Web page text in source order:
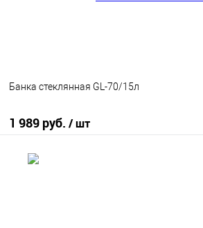
Банка стеклянная GL-70/15л
1 989 руб. / шт